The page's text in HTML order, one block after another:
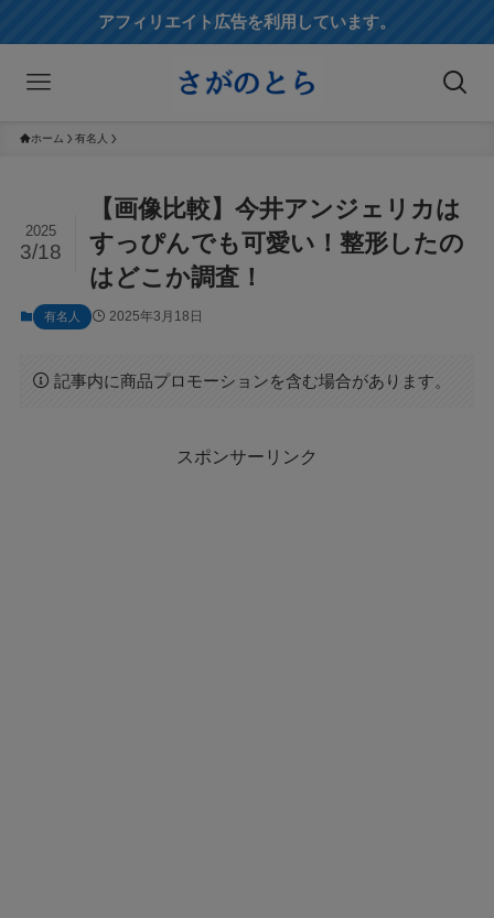
アフィリエイト広告を利用しています。
ホーム 有名人
【画像比較】今井アンジェリカは
すっぴんでも可愛い！整形したの
はどこか調査！
2025
3/18
有名人 2025年3月18日
記事内に商品プロモーションを含む場合があります。
スポンサーリンク